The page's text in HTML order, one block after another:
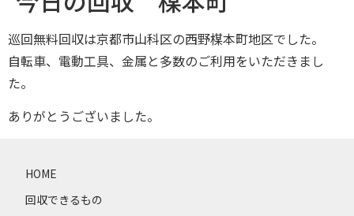
巡回無料回収は京都市山科区の西野楳本町地区でした。
自転車、電動工具、金属と多数のご利用をいただきまし
た。
ありがとうございました。
HOME
回収できるもの